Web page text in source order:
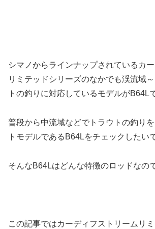
シマノからラインナップされているカ
リミテッドシリーズのなかでも渓流域
トの釣りに対応しているモデルがB64L
普段から中流域などでトラウトの釣り
トモデルであるB64Lをチェックしたい
そんなB64Lはどんな特徴のロッドなの
この記事ではカーディフストリームリ